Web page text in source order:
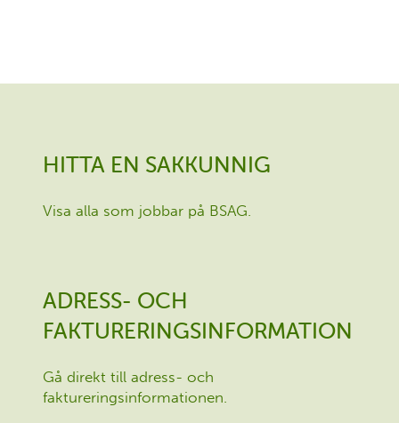
HITTA EN SAKKUNNIG
Visa alla som jobbar på BSAG.
ADRESS- OCH
FAKTURERINGSINFORMATION
Gå direkt till adress- och
faktureringsinformationen.